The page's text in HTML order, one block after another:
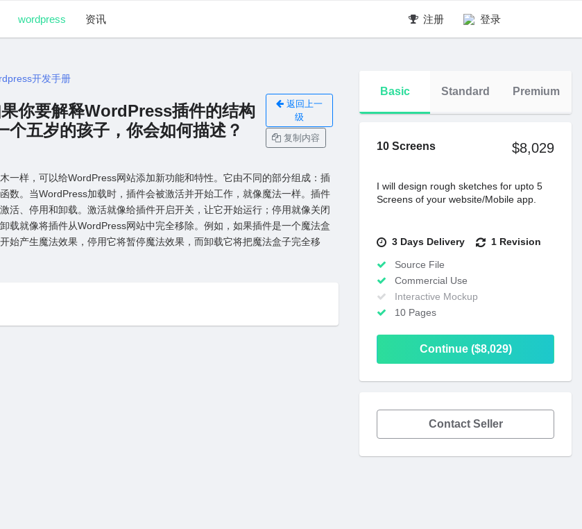
wordpress 资讯 注册 登录
开发手册
你要解释WordPress插件的结构
个五岁的孩⼦，你会如何描述？
返回上一
级
复制内容
⼀样，可以给WordPress⽹站添加新功能和特性。它由不同的部分组成：插
数。当WordPress加载时，插件会被激活并开始⼯作，就像魔法⼀样。插件
活、停⽤和卸载。激活就像给插件开启开关，让它开始运⾏；停⽤就像关闭
载就像将插件从WordPress⽹站中完全移除。例如，如果插件是⼀个魔法盒
始产⽣魔法效果，停⽤它将暂停魔法效果，⽽卸载它将把魔法盒⼦完全移
Basic Standard Premium
10 Screens $8,029
I will design rough sketches for upto 5
Screens of your website/Mobile app.
3 Days Delivery 1 Revision
Source File
Commercial Use
Interactive Mockup
10 Pages
Continue ($8,029)
Contact Seller